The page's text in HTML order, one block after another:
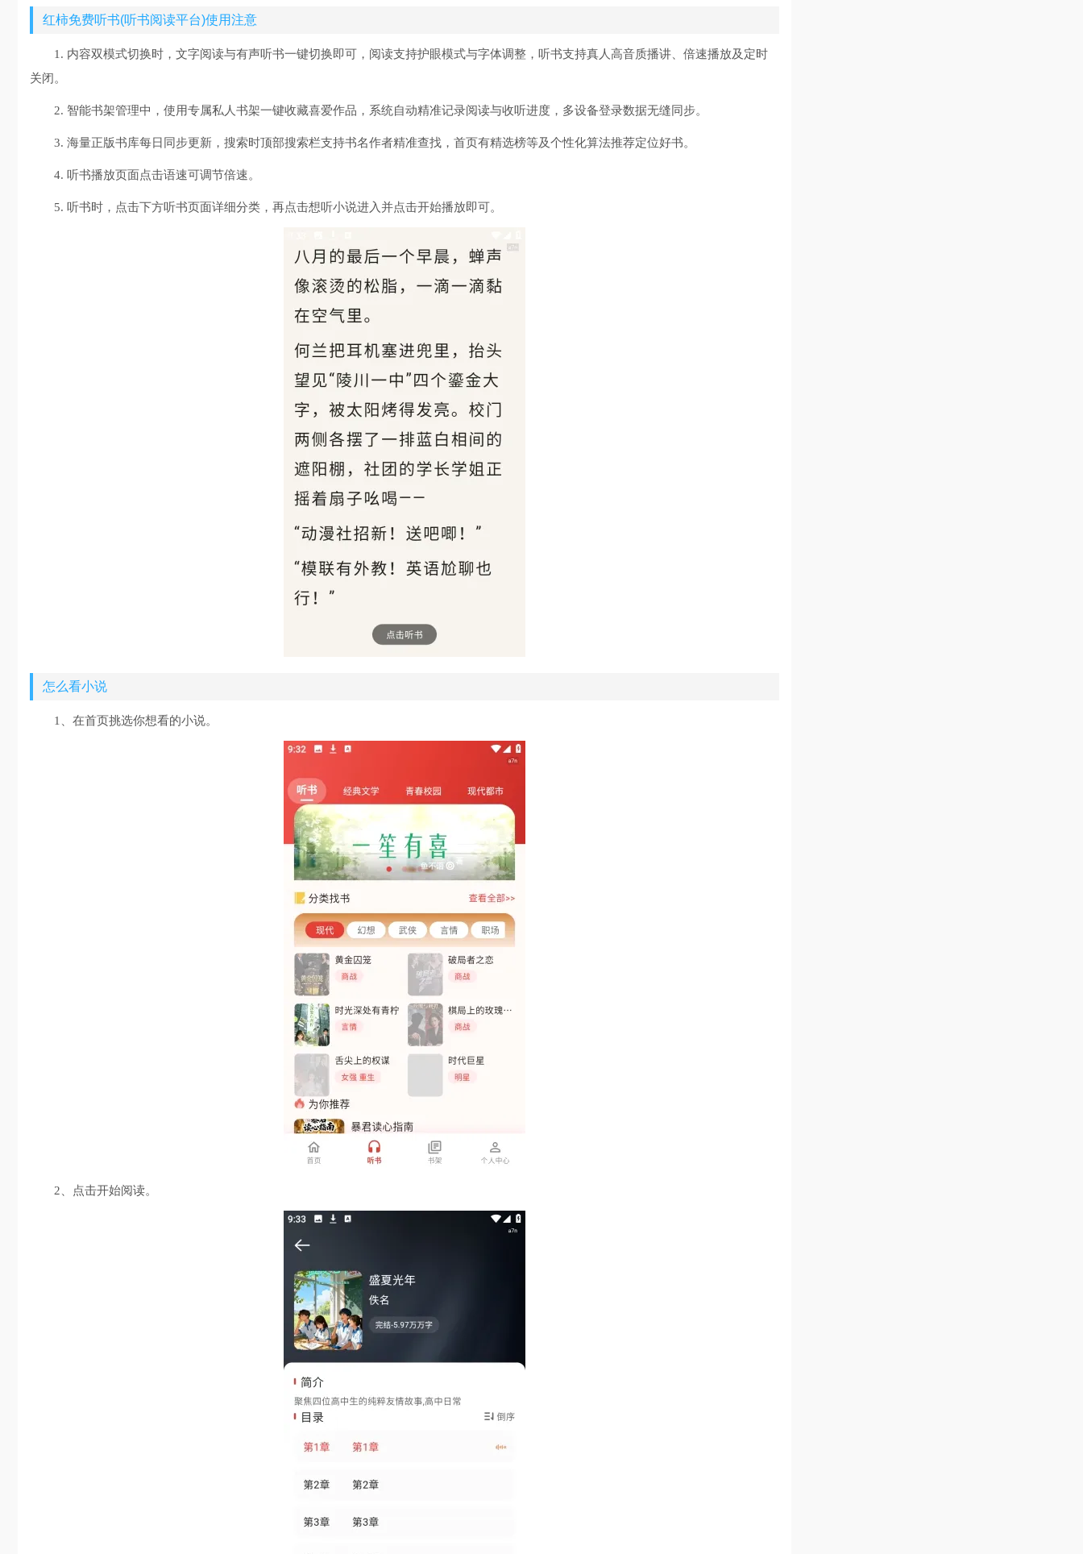
红柿免费听书(听书阅读平台)使用注意
1. 内容双模式切换时，文字阅读与有声听书一键切换即可，阅读支持护眼模式与字体调整，听书支持真人高音质播讲、倍速播放及定时
关闭。
2. 智能书架管理中，使用专属私人书架一键收藏喜爱作品，系统自动精准记录阅读与收听进度，多设备登录数据无缝同步。
3. 海量正版书库每日同步更新，搜索时顶部搜索栏支持书名作者精准查找，首页有精选榜等及个性化算法推荐定位好书。
4. 听书播放页面点击语速可调节倍速。
5. 听书时，点击下方听书页面详细分类，再点击想听小说进入并点击开始播放即可。
怎么看小说
1、在首页挑选你想看的小说。
2、点击开始阅读。